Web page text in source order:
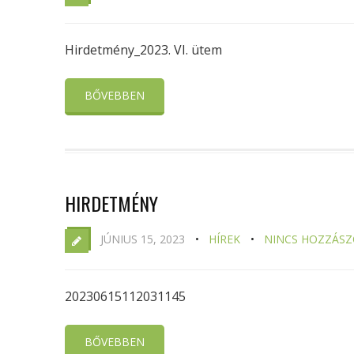
Hirdetmény_2023. VI. ütem
BŐVEBBEN
HIRDETMÉNY
JÚNIUS 15, 2023 HÍREK NINCS
20230615112031145
BŐVEBBEN